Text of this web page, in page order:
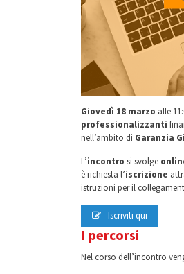
Giovedì 18 marzo alle
professionalizzanti
nell’ambito di Garanzia
L’incontro si svolge
è richiesta l’iscrizione
istruzioni per il
Iscriviti qui
I percorsi
Nel corso dell’incontro